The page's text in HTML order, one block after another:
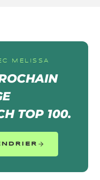
MELISSA
TOP 100.